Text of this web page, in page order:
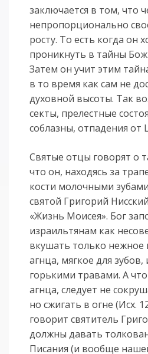
заключается в том, что
непропорционально
росту. То есть когда он
проникнуть в тайны
Затем он учит этим
в то время как сам не
духовной высоты. Так
секты, прелестные
соблазны, отпадения от
Святые отцы говорят о
что он, находясь за
кости молочными
святой Григорий
«Жизнь Моисея». Бог
израильтянам как
вкушать только нежное
агнца, мягкое для
горькими травами. А что
агнца, следует не
но сжигать в огне (Исх.
говорит святитель
должны давать
Писания (и вообще